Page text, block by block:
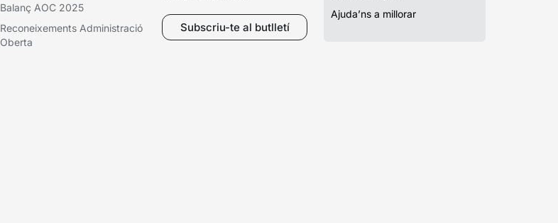
Balanç AOC 2025
Reconeixements Administració
Oberta
Subscriu-te al butlletí
Ajuda’ns a millorar